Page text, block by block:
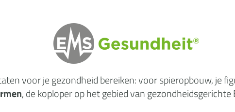
voor je gezondheidbereiken: voor spieropbouw, je
, de koploper op het gebied van